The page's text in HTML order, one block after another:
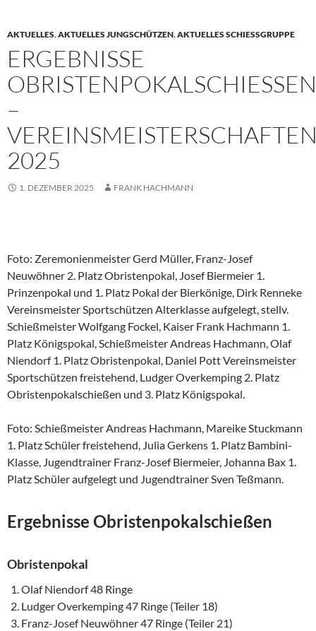
AKTUELLES,AKTUELLES JUNGSCHÜTZEN,AKTUELLES SCHIESSGRUPPE
ERGEBNISSE
OBRISTENPOKALSCHIESSEN –
V
EREINSMEISTERSCHAFTEN
025
1. DEZEMBER 2025 FRANK HACHMANN
Foto: Zeremonienmeister Gerd Müller, Franz-Josef
Neuwöhner 2. Platz Obristenpokal, Josef Biermeier 1.
Prinzenpokal und 1. Platz Pokal der Bierkönige, Dirk Renneke
Vereinsmeister Sportschützen Alterklasse aufgelegt, stellv.
Schießmeister Wolfgang Fockel, Kaiser Frank Hachmann 1.
Platz Königspokal, Schießmeister Andreas Hachmann, Olaf
Niendorf 1. Platz Obristenpokal, Daniel Pott Vereinsmeister
Sportschützen freistehend, Ludger Overkemping 2. Platz
Obristenpokalschießen und 3. Platz Königspokal.
Foto: Schießmeister Andreas Hachmann, Mareike Stuckmann
1. Platz Schüler freistehend, Julia Gerkens 1. Platz Bambini-
Klasse, Jugendtrainer Franz-Josef Biermeier, Johanna Bax 1.
Platz Schüler aufgelegt und Jugendtrainer Sven Teßmann.
Ergebnisse Obristenpokalschießen
Obristenpokal
Olaf Niendorf 48 Ringe
Ludger Overkemping 47 Ringe (Teiler 18)
Franz-Josef Neuwöhner 47 Ringe (Teiler 21)